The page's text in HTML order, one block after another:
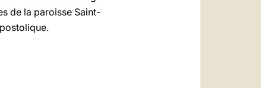
de la paroisse Saint-